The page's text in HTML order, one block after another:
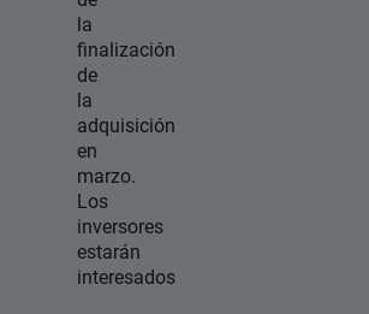
la
finalización
de
la
adquisición
en
marzo.
Los
inversores
estarán
interesados